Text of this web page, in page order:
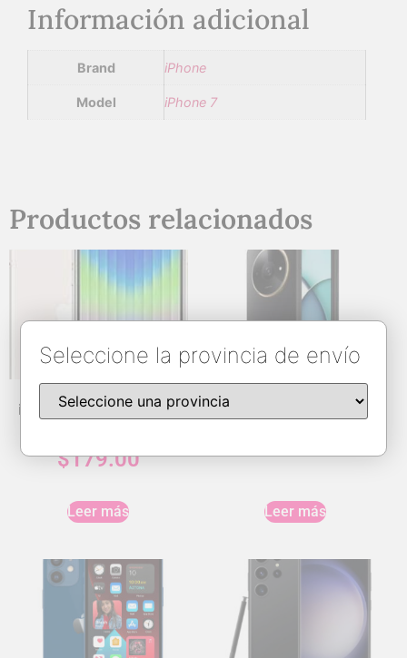
Información adicional
Brand iPhone
Model iPhone 7
Productos relacionados
iPhone SE 3rd Gen 64GB
$179.00
Leer más
Redmi A3X 3GB/64GB
Leer más
Seleccione la provincia de envío